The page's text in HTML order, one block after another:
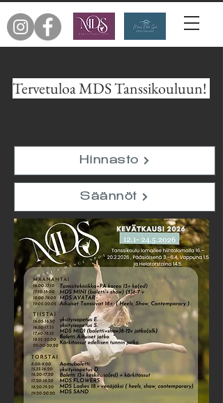
Tervetuloa MDS Tanssikouluun!
Hinnasto
Säännöt